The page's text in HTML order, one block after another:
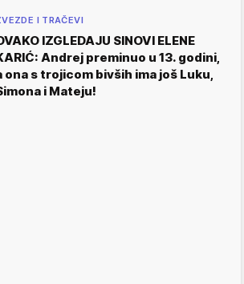
I TRAČEVI
IZGLEDAJU SINOVI ELENE
Andrej preminuo u 13. godini,
ona s trojicom bivših ima još Luku,
i Mateju!